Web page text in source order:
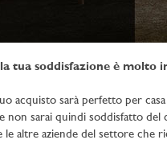
tua soddisfazione è molto
acquisto sarà perfetto per
non sarai quindi soddisfatto
altre aziende del settore che